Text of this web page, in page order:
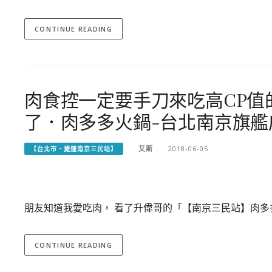
CONTINUE READING
肉食控一定要手刀來吃高CP
了．肉多多火鍋-台北南京旗
【台北市．捷運南京三民站】 艾斯 2018-06-05
朋友知道我愛吃肉， 看了升偉哥的「【南京三民站】肉
CONTINUE READING